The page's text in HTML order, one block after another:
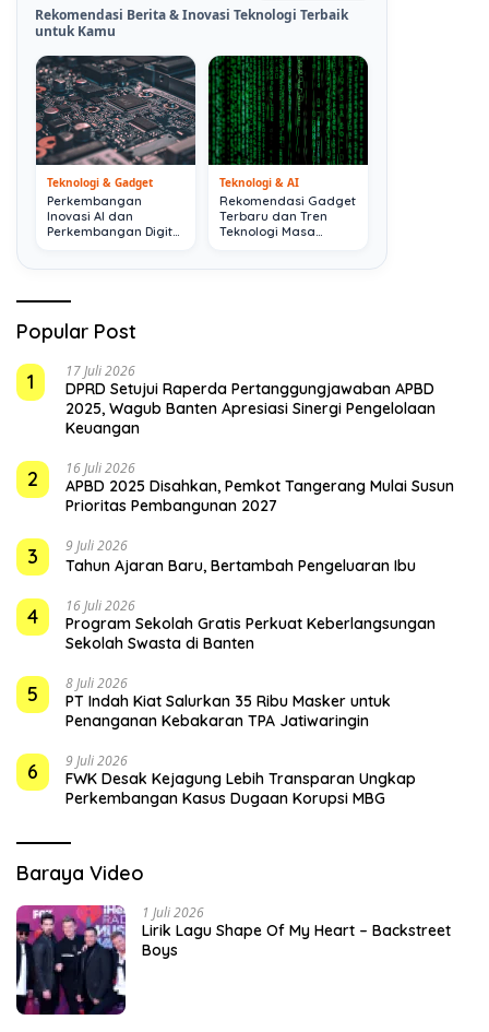
Rekomendasi Berita & Inovasi Teknologi Terbaik
untuk Kamu
Teknologi & Gadget
Perkembangan
Inovasi AI dan
Perkembangan Digital
Teknologi & AI
Rekomendasi Gadget
Terbaru dan Tren
Teknologi Masa
Popular Post
1
17 Juli 2026
DPRD Setujui Raperda Pertanggungjawaban APBD
2025, Wagub Banten Apresiasi Sinergi Pengelolaan
Keuangan
2 16 Juli 2026
APBD 2025 Disahkan, Pemkot Tangerang Mulai Susun
Prioritas Pembangunan 2027
3 9 Juli 2026
Tahun Ajaran Baru, Bertambah Pengeluaran Ibu
4 16 Juli 2026
Program Sekolah Gratis Perkuat Keberlangsungan
Sekolah Swasta di Banten
5 8 Juli 2026
PT Indah Kiat Salurkan 35 Ribu Masker untuk
Penanganan Kebakaran TPA Jatiwaringin
6 9 Juli 2026
FWK Desak Kejagung Lebih Transparan Ungkap
Perkembangan Kasus Dugaan Korupsi MBG
Baraya Video
1 Juli 2026
Lirik Lagu Shape Of My Heart – Backstreet
Boys